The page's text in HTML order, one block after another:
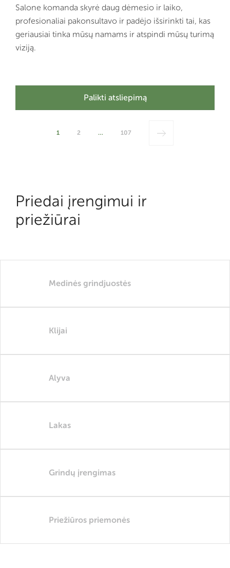
Salone komanda skyrė daug dėmesio ir laiko,
profesionaliai pakonsultavo ir padėjo išsirinkti tai, kas
geriausiai tinka mūsų namams ir atspindi mūsų turimą
viziją.
Palikti atsliepimą
1 2 … 107
Priedai įrengimui ir
priežiūrai
Medinės grindjuostės
Klijai
Alyva
Lakas
Grindų įrengimas
Priežiūros priemonės